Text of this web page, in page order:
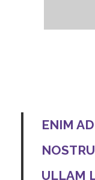
ENIM
ULLAM